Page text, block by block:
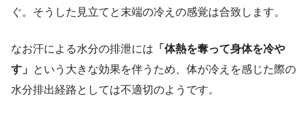
ぐ。そうした見立てと末端の冷えの感覚は合致します。
なお汗による水分の排泄には 「体熱を奪って身体を冷や
す」 という大きな効果を伴うため、体が冷えを感じた際の
水分排出経路としては不適切のようです。